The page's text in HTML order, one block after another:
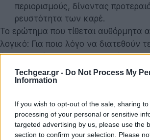
Techgear.gr - Do Not Process My
Information
If you wish to opt-out of the sale, sharing
processing of your personal or sensitive
targeted advertising by us, please use the
section to confirm your selection. Please
περιορισμούς, δίνοντας
ρευστότητα των καρέ.
Το ερώτημα που τίθεται αυθόρμητα
λογικό: Για ποιο λόγο να διατεθούν
ένα ολοκαίνουργιο anime, από τη
υπάρχουσα σειρά τηςToei Animation
κανονικά στον αέρα; Η απάντηση
ιαπωνικής τηλεόρασης τις
Όταν το One Piece ξεκίνησε να
ακολούθησε το παραδοσιακό